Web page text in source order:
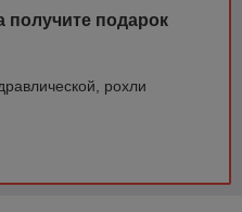
получите подарок
рохли